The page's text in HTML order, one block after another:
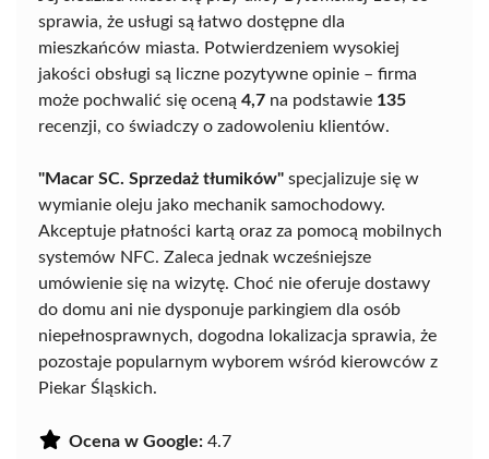
sprawia, że usługi są łatwo dostępne dla
mieszkańców miasta. Potwierdzeniem wysokiej
jakości obsługi są liczne pozytywne opinie – firma
może pochwalić się oceną 4,7 na podstawie 135
recenzji, co świadczy o zadowoleniu klientów.
"Macar SC. Sprzedaż tłumików" specjalizuje się w
wymianie oleju jako mechanik samochodowy.
Akceptuje płatności kartą oraz za pomocą mobilnych
systemów NFC. Zaleca jednak wcześniejsze
umówienie się na wizytę. Choć nie oferuje dostawy
do domu ani nie dysponuje parkingiem dla osób
niepełnosprawnych, dogodna lokalizacja sprawia, że
pozostaje popularnym wyborem wśród kierowców z
Piekar Śląskich.
Ocena w Google: 4.7